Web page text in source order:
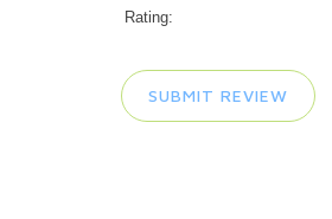
Rating: